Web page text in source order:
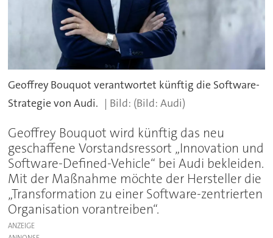
Geoffrey Bouquot verantwortet künftig die Software-
Strategie von Audi.
(Bild: Audi)
Geoffrey Bouquot wird künftig das neu
geschaffene Vorstandsressort „Innovation und
Software-Defined-Vehicle“ bei Audi bekleiden.
Mit der Maßnahme möchte der Hersteller die
„Transformation zu einer Software-zentrierten
Organisation vorantreiben“.
ANZEIGE